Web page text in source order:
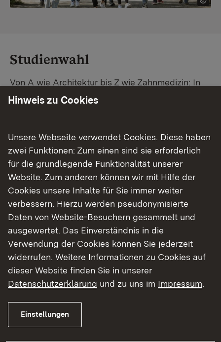
Studienwahl
Von A wie Architektur bis Z wie Zahnmedizin: In
Baden-Württemberg warten unzählige
Studiengangsuche schnell den passenden
Studienplatz. Außerdem gibt's eine Schritt-für-
Schritt-Anleitung zu deinem Traum-Studium.
Finde dein Studium in Baden-Württemberg
Hinweis zu Cookies
Unsere Webseite verwendet Cookies. Diese haben
zwei Funktionen: Zum einen sind sie erforderlich
für die grundlegende Funktionalität unserer
Website. Zum anderen können wir mit Hilfe der
Cookies unsere Inhalte für Sie immer weiter
verbessern. Hierzu werden pseudonymisierte
Daten von Website-Besuchern gesammelt und
ausgewertet. Das Einverständnis in die
Verwendung der Cookies können Sie jederzeit
widerrufen. Weitere Informationen zu Cookies auf
dieser Website finden Sie in unserer
Datenschutzerklärung und zu uns im Impressum.
Einstellungen